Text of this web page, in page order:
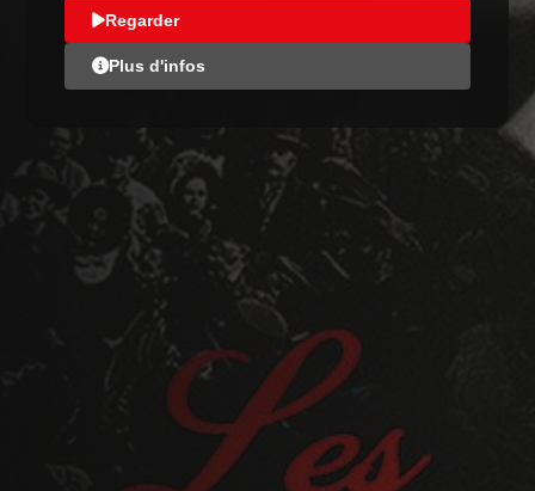
Regarder
Plus d'infos